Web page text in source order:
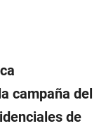
campaña del
de